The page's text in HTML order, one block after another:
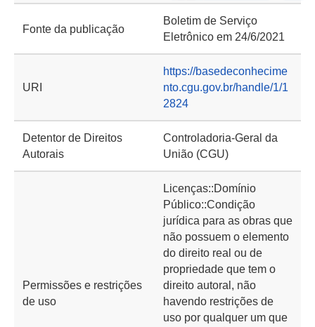
Fonte da publicação
Boletim de Serviço
Eletrônico em 24/6/2021
URI
https://basedeconhecime
nto.cgu.gov.br/handle/1/1
2824
Detentor de Direitos
Autorais
Controladoria-Geral da
União (CGU)
Permissões e restrições
de uso
Licenças::Domínio
Público::Condição
jurídica para as obras que
não possuem o elemento
do direito real ou de
propriedade que tem o
direito autoral, não
havendo restrições de
uso por qualquer um que